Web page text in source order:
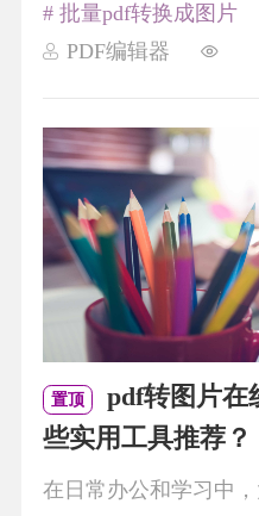
PDF编辑器
# 批量pdf转换成图片
置顶
pdf转图片在
些实用工具推荐？
在日常办公和学习中